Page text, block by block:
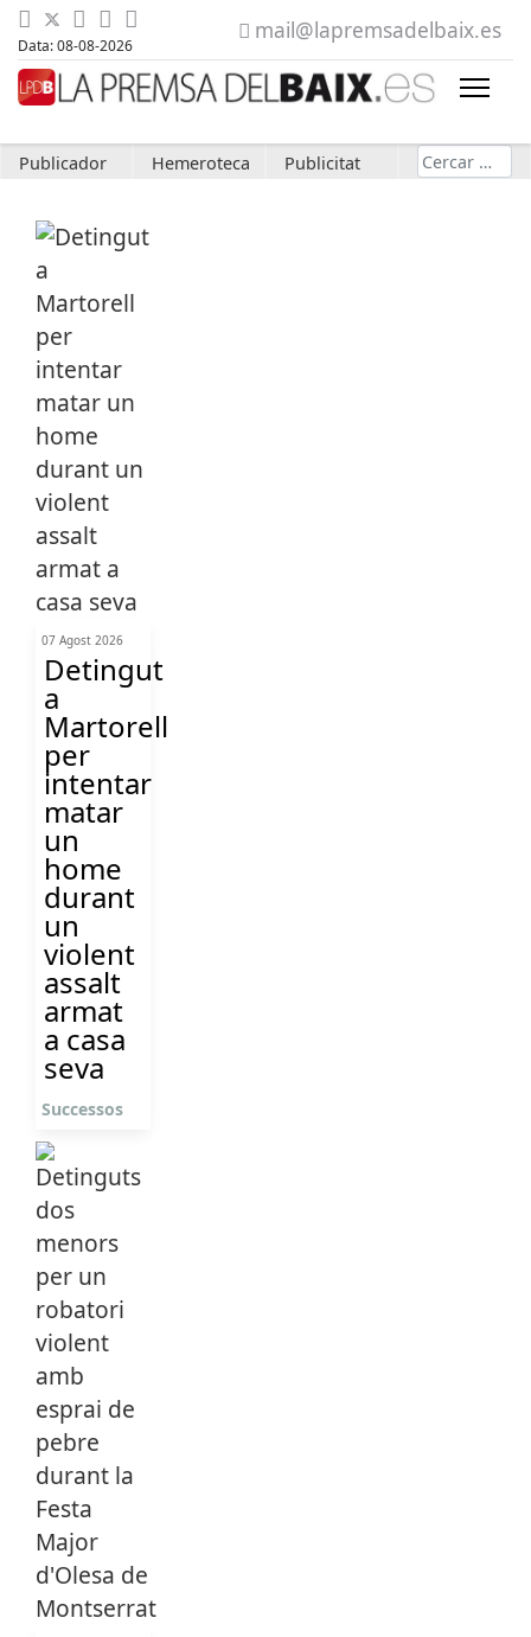
Data: 08-08-2026
mail@lapremsadelbaix.es
Publicador Hemeroteca Publicitat Cerca
07 Agost 2026
Detingut
a
Martorell
per
intentar
matar
un
home
durant
un
violent
assalt
armat
a casa
seva
Successos